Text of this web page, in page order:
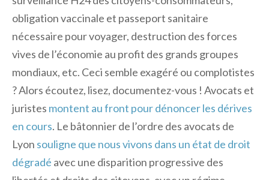
obligation vaccinale et passeport sanitaire
nécessaire pour voyager, destruction des forces
vives de l’économie au profit des grands groupes
mondiaux, etc. Ceci semble exagéré ou complotistes
? Alors écoutez, lisez, documentez-vous ! Avocats et
juristes montent au front pour dénoncer les dérives
en cours. Le bâtonnier de l’ordre des avocats de
Lyon souligne que nous vivons dans un état de droit
dégradé avec une disparition progressive des